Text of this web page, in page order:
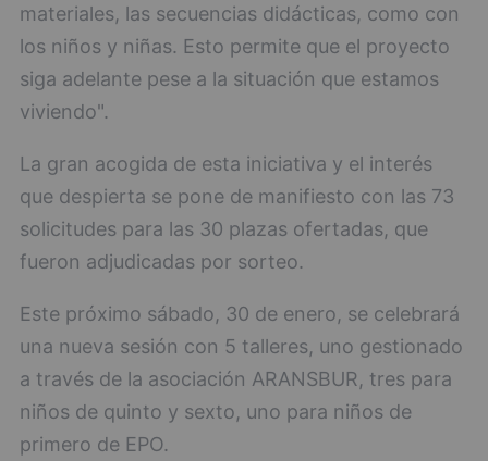
materiales, las secuencias didácticas, como con
los niños y niñas. Esto permite que el proyecto
siga adelante pese a la situación que estamos
viviendo".
La gran acogida de esta iniciativa y el interés
que despierta se pone de manifiesto con las 73
solicitudes para las 30 plazas ofertadas, que
fueron adjudicadas por sorteo.
Este próximo sábado, 30 de enero, se celebrará
una nueva sesión con 5 talleres, uno gestionado
a través de la asociación ARANSBUR, tres para
niños de quinto y sexto, uno para niños de
primero de EPO.